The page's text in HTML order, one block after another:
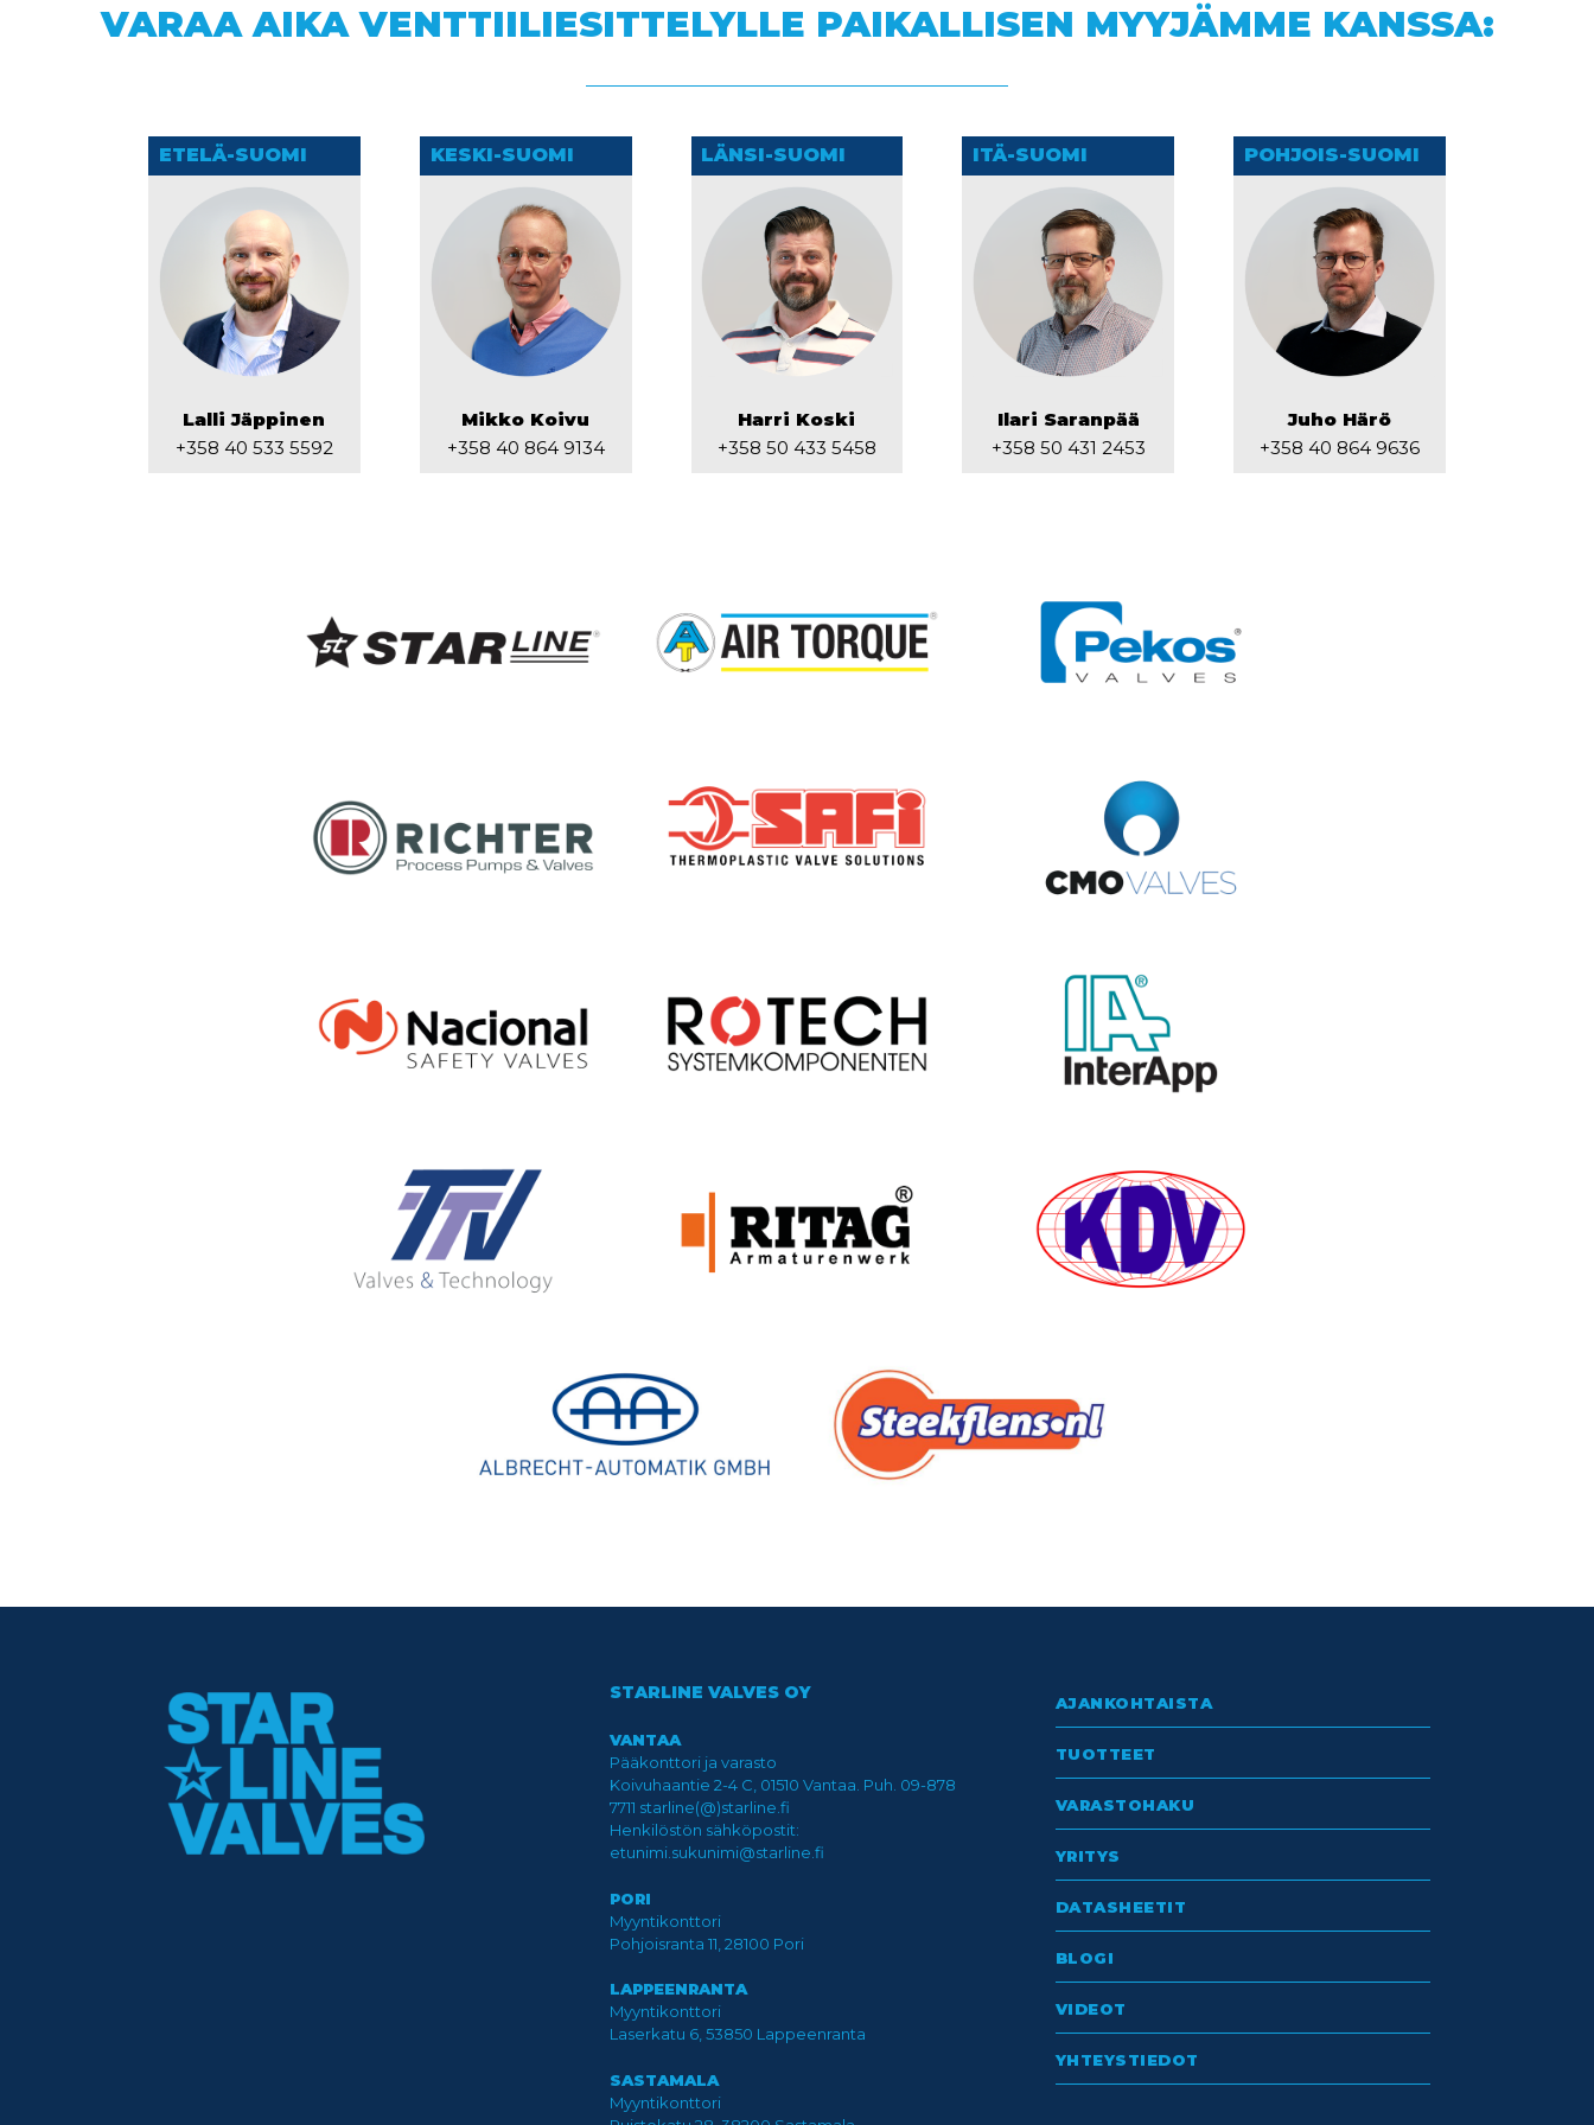
VARAA AIKA VENTTIILIESITTELYLLE PAIKALLISEN MYYJÄMME KANSSA:
ETELÄ-SUOMI
Lalli Jäppinen
+358 40 533 5592
KESKI-SUOMI
Mikko Koivu
+358 40 864 9134
LÄNSI-SUOMI
Harri Koski
+358 50 433 5458
ITÄ-SUOMI
Ilari Saranpää
+358 50 431 2453
POHJOIS-SUOMI
Juho Härö
+358 40 864 9636
STARLINE VALVES OY
VANTAA
Pääkonttori ja varasto
Koivuhaantie 2-4 C, 01510 Vantaa. Puh. 09-878
7711 starline(@)starline.fi
Henkilöstön sähköpostit:
etunimi.sukunimi@starline.fi
PORI
Myyntikonttori
Pohjoisranta 11, 28100 Pori
LAPPEENRANTA
Myyntikonttori
Laserkatu 6, 53850 Lappeenranta
SASTAMALA
Myyntikonttori
AJANKOHTAISTA
TUOTTEET
VARASTOHAKU
YRITYS
DATASHEETIT
BLOGI
VIDEOT
YHTEYSTIEDOT